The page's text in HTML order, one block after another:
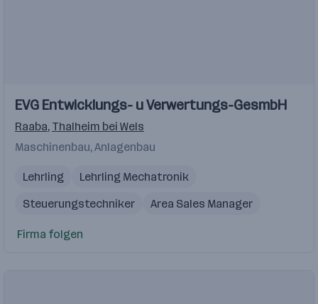
Einblicke
EVG Entwicklungs- u Verwertungs-GesmbH
Raaba, Thalheim bei Wels
Maschinenbau, Anlagenbau
Lehrling
Lehrling Mechatronik
Steuerungstechniker
Area Sales Manager
Zerspanungstechnik
Firma folgen